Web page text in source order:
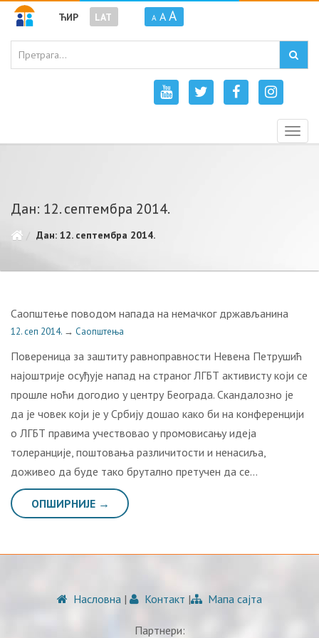
ЋИР LAT A A A
Дан: 12. септембра 2014.
Дан: 12. септембра 2014.
Саопштење поводом напада на немачког држављанина
12. сеп 2014. → Саопштења
Пoвeрeницa зa зaштиту рaвнoпрaвнoсти Нeвeнa Пeтрушић
најоштрије осуђује напад на страног ЛГБТ активисту који се
прошле ноћи догодио у центру Београда. Скандалозно је
да је човек који је у Србију дошао како би на конференцији
о ЛГБТ правима учествовао у промовисању идеја
толеранције, поштовања различитости и ненасиља,
доживео да буде тако брутално претучен да се…
ОПШИРНИЈЕ →
Насловна | Контакт | Мапа сајта
Партнери: